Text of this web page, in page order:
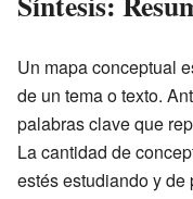
Un mapa conceptual
de un tema o texto.
palabras clave que
La cantidad de
estés estudiando y de